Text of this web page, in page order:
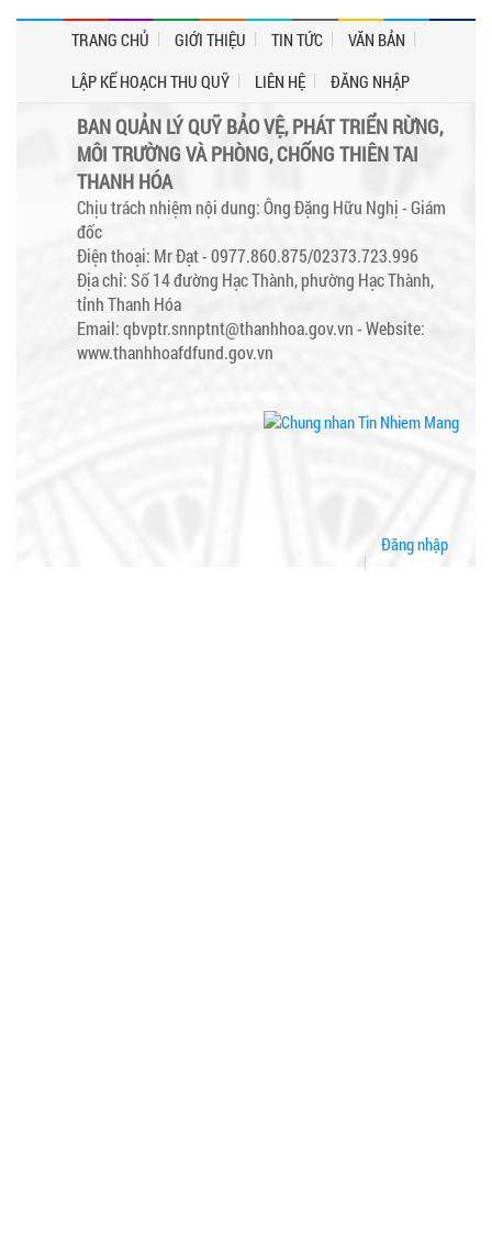
TRANG CHỦ GIỚI THIỆU TIN TỨC
VĂN BẢN
LẬP KẾ HOẠCH THU QUỸ
LIÊN HỆ ĐĂNG NHẬP
BAN QUẢN LÝ QUỸ BẢO VỆ, PHÁT TRIỂN RỪNG,
MÔI TRƯỜNG VÀ PHÒNG, CHỐNG THIÊN TAI
THANH HÓA
Chịu trách nhiệm nội dung: Ông Đặng Hữu Nghị - Giám
đốc
Điện thoại: Mr Đạt - 0977.860.875/02373.723.996
Địa chỉ: Số 14 đường Hạc Thành, phường Hạc Thành,
tỉnh Thanh Hóa
Email: qbvptr.snnptnt@thanhhoa.gov.vn -Website:
www.thanhhoafdfund.gov.vn
Đăng nhập